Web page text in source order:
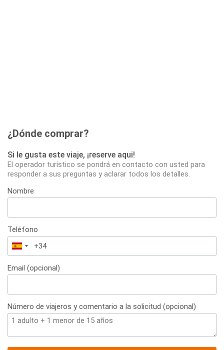
¿Dónde comprar?
Si le gusta este viaje, ¡reserve aqui!
El operador turístico se pondrá en contacto con usted para
responder a sus preguntas y aclarar todos los detalles.
Nombre
Teléfono
España
+34
Email (opcional)
Número de viajeros y comentario a la solicitud (opcional)